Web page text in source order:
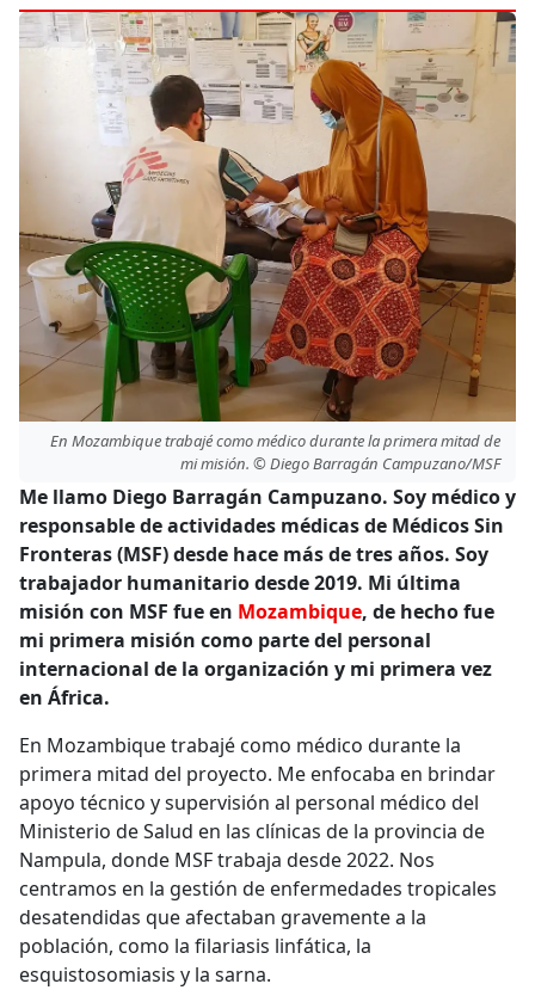
En Mozambique trabajé como médico durante la primera mitad de
mi misión. © Diego Barragán Campuzano/MSF
Me llamo Diego Barragán Campuzano. Soy médico y
responsable de actividades médicas de Médicos Sin
Fronteras (MSF) desde hace más de tres años. Soy
trabajador humanitario desde 2019. Mi última
misión con MSF fue en Mozambique, de hecho fue
mi primera misión como parte del personal
internacional de la organización y mi primera vez
en África.
En Mozambique trabajé como médico durante la
primera mitad del proyecto. Me enfocaba en brindar
apoyo técnico y supervisión al personal médico del
Ministerio de Salud en las clínicas de la provincia de
Nampula, donde MSF trabaja desde 2022. Nos
centramos en la gestión de enfermedades tropicales
desatendidas que afectaban gravemente a la
población, como la filariasis linfática, la
esquistosomiasis y la sarna.